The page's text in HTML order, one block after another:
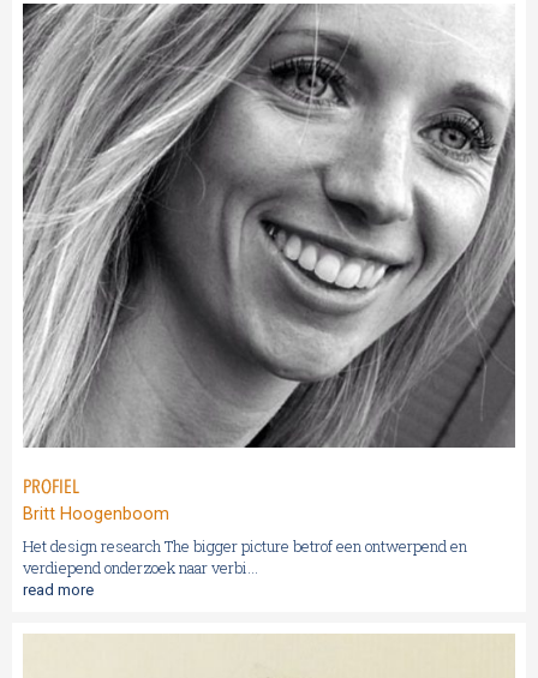
PROFIEL
Britt Hoogenboom
Het design research The bigger picture betrof een ontwerpend en
verdiepend onderzoek naar verbi...
read more